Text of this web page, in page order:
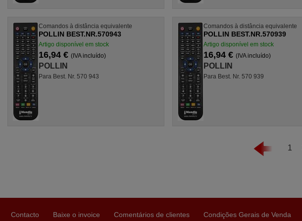
Comandos à distância equivalente
POLLIN BEST.NR.570943
Artigo disponível em stock
16,94 € (IVA incluído)
POLLIN
Para Best. Nr. 570 943
Comandos à distância equivalente
POLLIN BEST.NR.570939
Artigo disponível em stock
16,94 € (IVA incluído)
POLLIN
Para Best. Nr. 570 939
1
Contacto Baixe o invoice Comentários de clientes Condições Gerais de Venda